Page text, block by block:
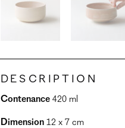
Description
Contenance420 ml
Dimension12 x 7 cm